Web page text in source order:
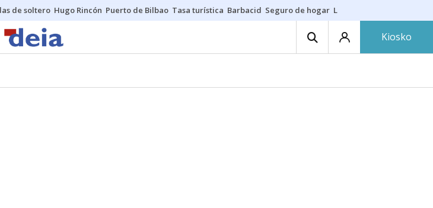
de soltero Hugo Rincón Puerto de Bilbao Tasa turística Barbacid Seguro de hogar Lío Athletic-Osasuna
Kiosko